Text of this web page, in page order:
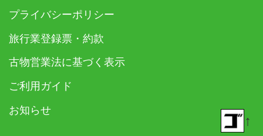
プライバシーポリシー
旅行業登録票・約款
古物営業法に基づく表示
ご利用ガイド
お知らせ
↑